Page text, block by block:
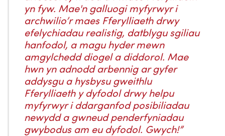
yn fyw. Mae'n galluogi myfyrwyr i
archwilio’r maes Fferylliaeth drwy
efelychiadau realistig, datblygu sgiliau
hanfodol, a magu hyder mewn
amgylchedd diogel a diddorol. Mae
hwn yn adnodd arbennig ar gyfer
addysgu a hysbysu gweithlu
Fferylliaeth y dyfodol drwy helpu
myfyrwyr i ddarganfod posibiliadau
newydd a gwneud penderfyniadau
gwybodus am eu dyfodol. Gwych!”